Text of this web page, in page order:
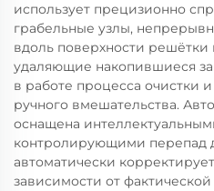
использует прецизионно
грабельные узлы,
вдоль поверхности решётки
удаляющие накопившиеся
в работе процесса очистки
ручного вмешательства.
оснащена
контролирующими перепад
автоматически
зависимости от